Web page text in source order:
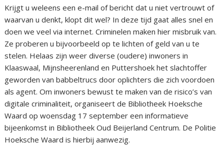
Krijgt u weleens een e-mail of bericht dat u niet vertrouwt of
waarvan u denkt, klopt dit wel? In deze tijd gaat alles snel en
doen we veel via internet. Criminelen maken hier misbruik van.
Ze proberen u bijvoorbeeld op te lichten of geld van u te
stelen. Helaas zijn weer diverse (oudere) inwoners in
Klaaswaal, Mijnsheerenland en Puttershoek het slachtoffer
geworden van babbeltrucs door oplichters die zich voordoen
als agent. Om inwoners bewust te maken van de risico’s van
digitale criminaliteit, organiseert de Bibliotheek Hoeksche
Waard op woensdag 17 september een informatieve
bijeenkomst in Bibliotheek Oud Beijerland Centrum. De Politie
Hoeksche Waard is hierbij aanwezig.